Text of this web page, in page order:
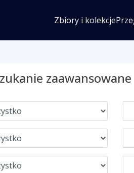
Zbiory i kolekcje
zaawansowane